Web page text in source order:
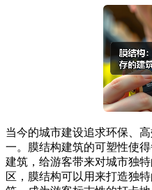
当今的城市建设追求环保、
一。膜结构建筑的可塑性使
建筑，给游客带来对城市独
区，膜结构可以用来打造独